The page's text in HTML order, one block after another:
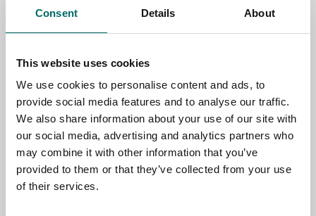
Consent Details About
This website uses cookies
We use cookies to personalise content and ads, to
provide social media features and to analyse our traffic.
We also share information about your use of our site with
our social media, advertising and analytics partners who
may combine it with other information that you’ve
provided to them or that they’ve collected from your use
of their services.
TOPIC
NAME